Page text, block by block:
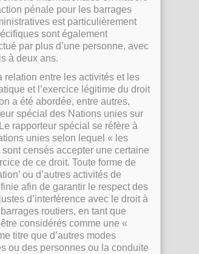
pénale pour les barrages
est particulièrement
sont également
par plus d’une personne, avec
à deux ans.
relation entre les activités et les
et l’exercice légitime du droit
a été abordée, entre autres,
spécial des Nations unies sur
rapporteur spécial se réfère à
unies selon lequel « les
censés accepter une certaine
de ce droit. Toute forme de
ou d’autres activités de
afin de garantir le respect des
d’interférence avec le droit à
routiers, en tant que
considérés comme une «
titre que d’autres modes
ou des personnes ou la conduite